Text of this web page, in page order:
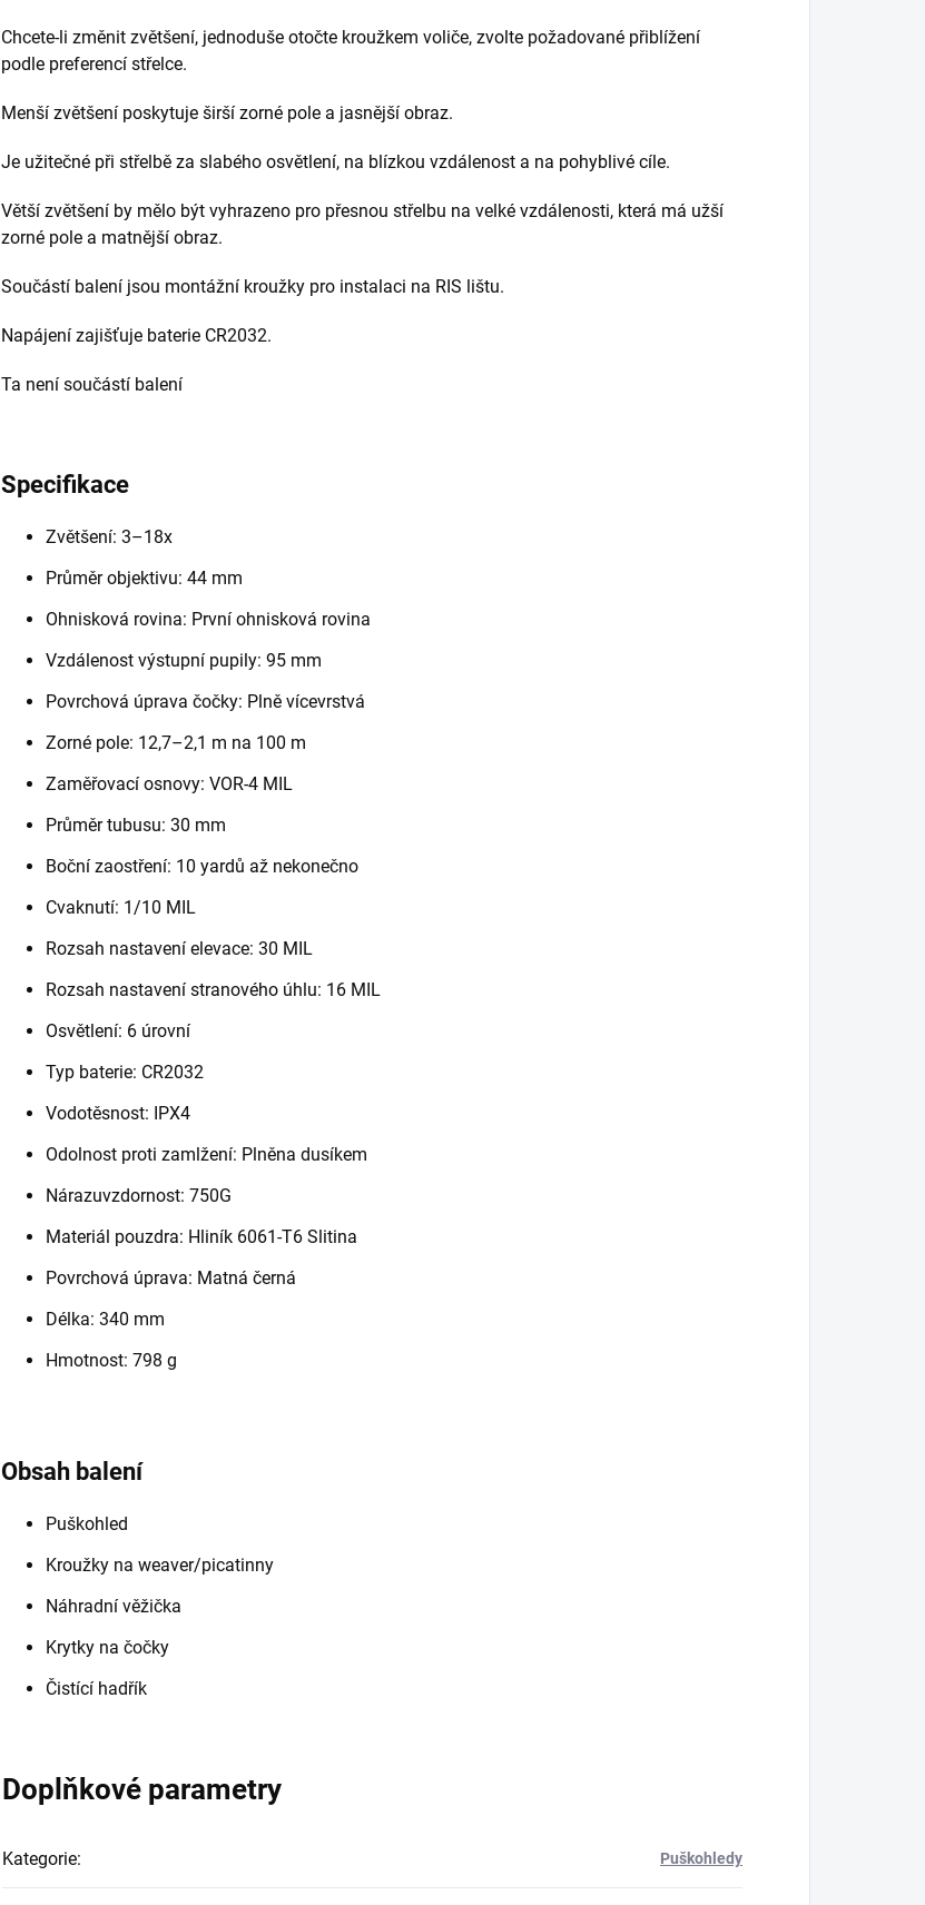
Chcete-li změnit zvětšení, jednoduše otočte kroužkem voliče, zvolte požadované přiblížení
podle preferencí střelce.
Menší zvětšení poskytuje širší zorné pole a jasnější obraz.
Je užitečné při střelbě za slabého osvětlení, na blízkou vzdálenost a na pohyblivé cíle.
Větší zvětšení by mělo být vyhrazeno pro přesnou střelbu na velké vzdálenosti, která má užší
zorné pole a matnější obraz.
Součástí balení jsou montážní kroužky pro instalaci na RIS lištu.
Napájení zajišťuje baterie CR2032.
Ta není součástí balení
Specifikace
Zvětšení: 3–18x
Průměr objektivu: 44 mm
Ohnisková rovina: První ohnisková rovina
Vzdálenost výstupní pupily: 95 mm
Povrchová úprava čočky: Plně vícevrstvá
Zorné pole: 12,7–2,1 m na 100 m
Zaměřovací osnovy: VOR-4 MIL
Průměr tubusu: 30 mm
Boční zaostření: 10 yardů až nekonečno
Cvaknutí: 1/10 MIL
Rozsah nastavení elevace: 30 MIL
Rozsah nastavení stranového úhlu: 16 MIL
Osvětlení: 6 úrovní
Typ baterie: CR2032
Vodotěsnost: IPX4
Odolnost proti zamlžení: Plněna dusíkem
Nárazuvzdornost: 750G
Materiál pouzdra: Hliník 6061-T6 Slitina
Povrchová úprava: Matná černá
Délka: 340 mm
Hmotnost: 798 g
Obsah balení
Puškohled
Kroužky na weaver/picatinny
Náhradní věžička
Krytky na čočky
Čistící hadřík
Doplňkové parametry
Kategorie: Puškohledy